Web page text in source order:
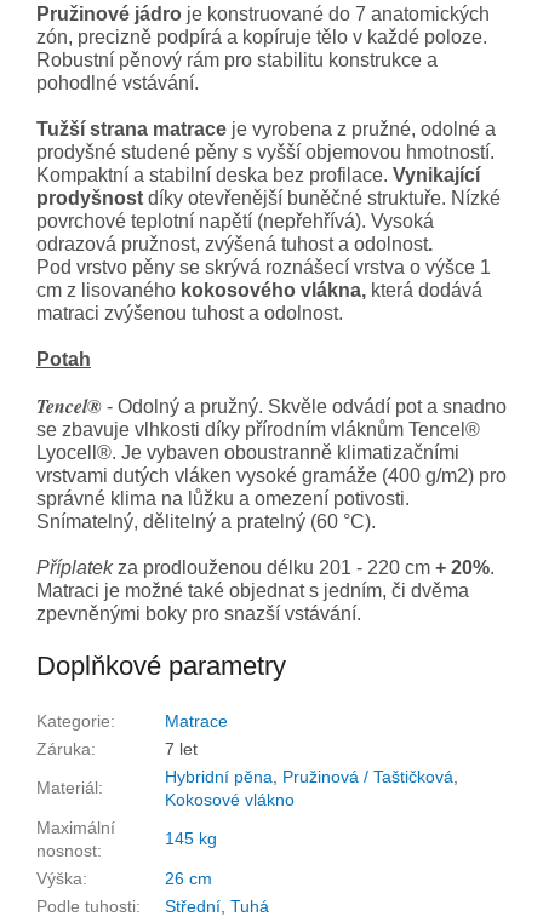
Pružinové jádro je konstruované do 7 anatomických
zón, precizně podpírá a kopíruje tělo v každé poloze.
Robustní pěnový rám pro stabilitu konstrukce a
pohodlné vstávání.
Tužší strana matrace je vyrobena z pružné, odolné a
prodyšné studené pěny s vyšší objemovou hmotností.
Kompaktní a stabilní deska bez profilace. Vynikající
prodyšnost díky otevřenější buněčné struktuře. Nízké
povrchové teplotní napětí (nepřehřívá). Vysoká
odrazová pružnost, zvýšená tuhost a odolnost.
Pod vrstvo pěny se skrývá roznášecí vrstva o výšce 1
cm z lisovaného kokosového vlákna, která dodává
matraci zvýšenou tuhost a odolnost.
Potah
Tencel® - Odolný a pružný. Skvěle odvádí pot a snadno
se zbavuje vlhkosti díky přírodním vláknům Tencel®
Lyocell®. Je vybaven oboustranně klimatizačními
vrstvami dutých vláken vysoké gramáže (400 g/m2) pro
správné klima na lůžku a omezení potivosti.
Snímatelný, dělitelný a pratelný (60 °C).
Příplatekza prodlouženou délku 201 - 220 cm + 20%.
Matraci je možné také objednat s jedním, či dvěma
zpevněnými boky pro snazší vstávání.
Doplňkové parametry
Kategorie:
Matrace
Záruka:
7 let
Materiál:
Hybridní pěna Pružinová / Taštičková
Kokosové vlákno
Maximální
nosnost:
145 kg
Výška:
26 cm
Podle tuhosti: Střední Tuhá